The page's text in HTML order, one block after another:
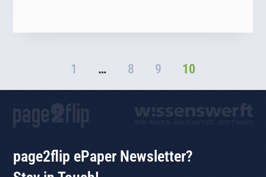
1 … 8 9 10
page2flip ePaper Newsletter?